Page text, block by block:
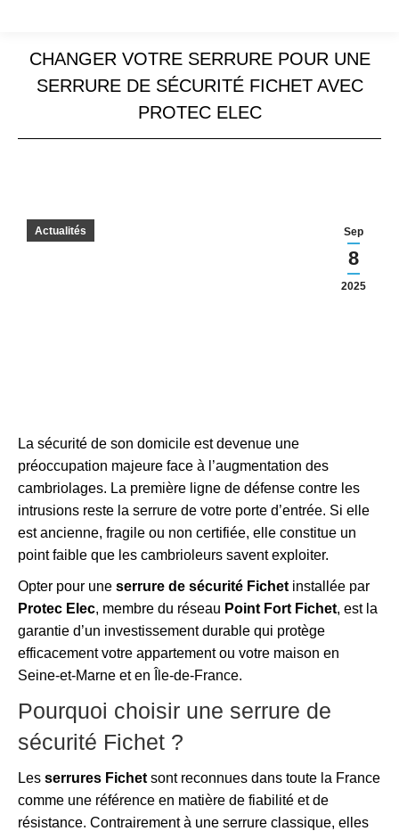
CHANGER VOTRE SERRURE POUR UNE
SERRURE DE SÉCURITÉ FICHET AVEC
PROTEC ELEC
Sep
8
2025
Actualités
La sécurité de son domicile est devenue une
préoccupation majeure face à l’augmentation des
cambriolages. La première ligne de défense contre les
intrusions reste la serrure de votre porte d’entrée. Si elle
est ancienne, fragile ou non certifiée, elle constitue un
point faible que les cambrioleurs savent exploiter.
Opter pour une serrure de sécurité Fichet installée par
Protec Elec, membre du réseau Point Fort Fichet, est la
garantie d’un investissement durable qui protège
efficacement votre appartement ou votre maison en
Seine-et-Marne et en Île-de-France.
Pourquoi choisir une serrure de
sécurité Fichet ?
Les serrures Fichet sont reconnues dans toute la France
comme une référence en matière de fiabilité et de
résistance. Contrairement à une serrure classique, elles